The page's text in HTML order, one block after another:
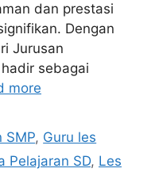
dan prestasi
Dengan
Jurusan
sebagai
more
SMP, Guru les
Pelajaran SD, Les